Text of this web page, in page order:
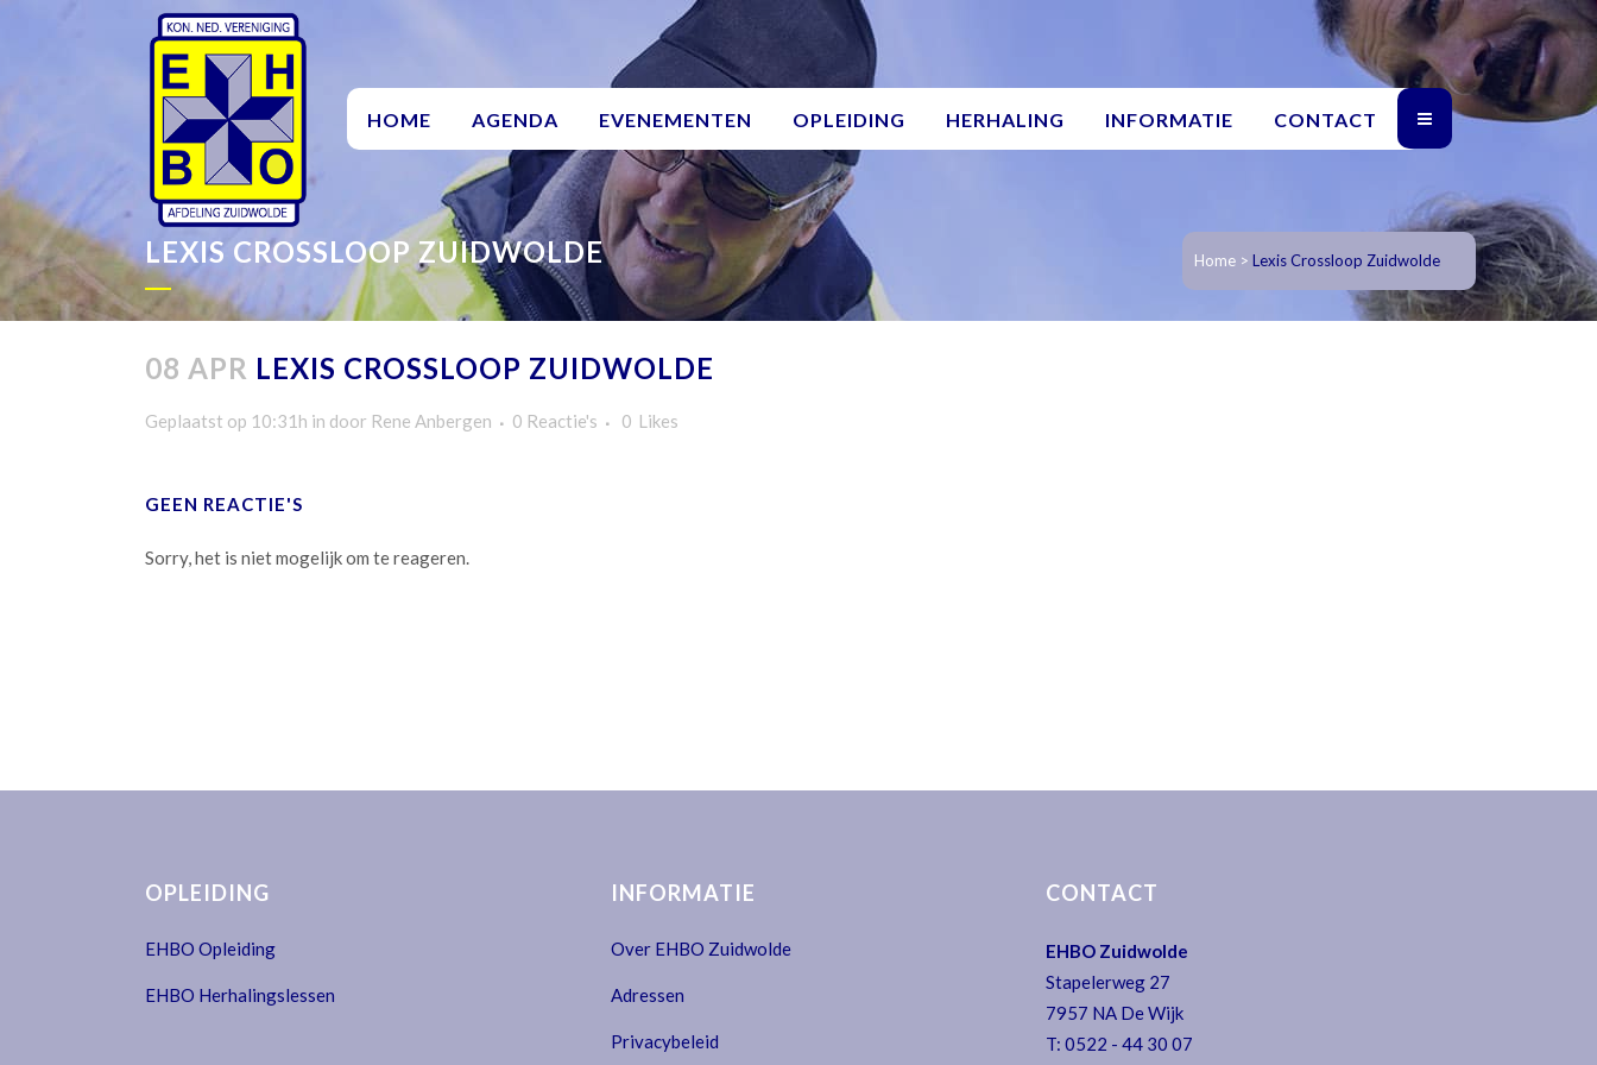
HOME AGENDA EVENEMENTEN OPLEIDING HERHALING INFORMATIE CONTACT
LEXIS CROSSLOOP ZUIDWOLDE Home > Lexis Crossloop Zuidwolde
08 APR LEXIS CROSSLOOP ZUIDWOLDE
Geplaatst op 10:31h in door Rene Anbergen 0 Reactie's 0 Likes
GEEN REACTIE'S
Sorry, het is niet mogelijk om te reageren.
OPLEIDING
EHBO Opleiding
EHBO Herhalingslessen
INFORMATIE
Over EHBO Zuidwolde
Adressen
Privacybeleid
CONTACT
EHBO Zuidwolde
Stapelerweg 27
7957 NA De Wijk
T:0522 - 44 30 07